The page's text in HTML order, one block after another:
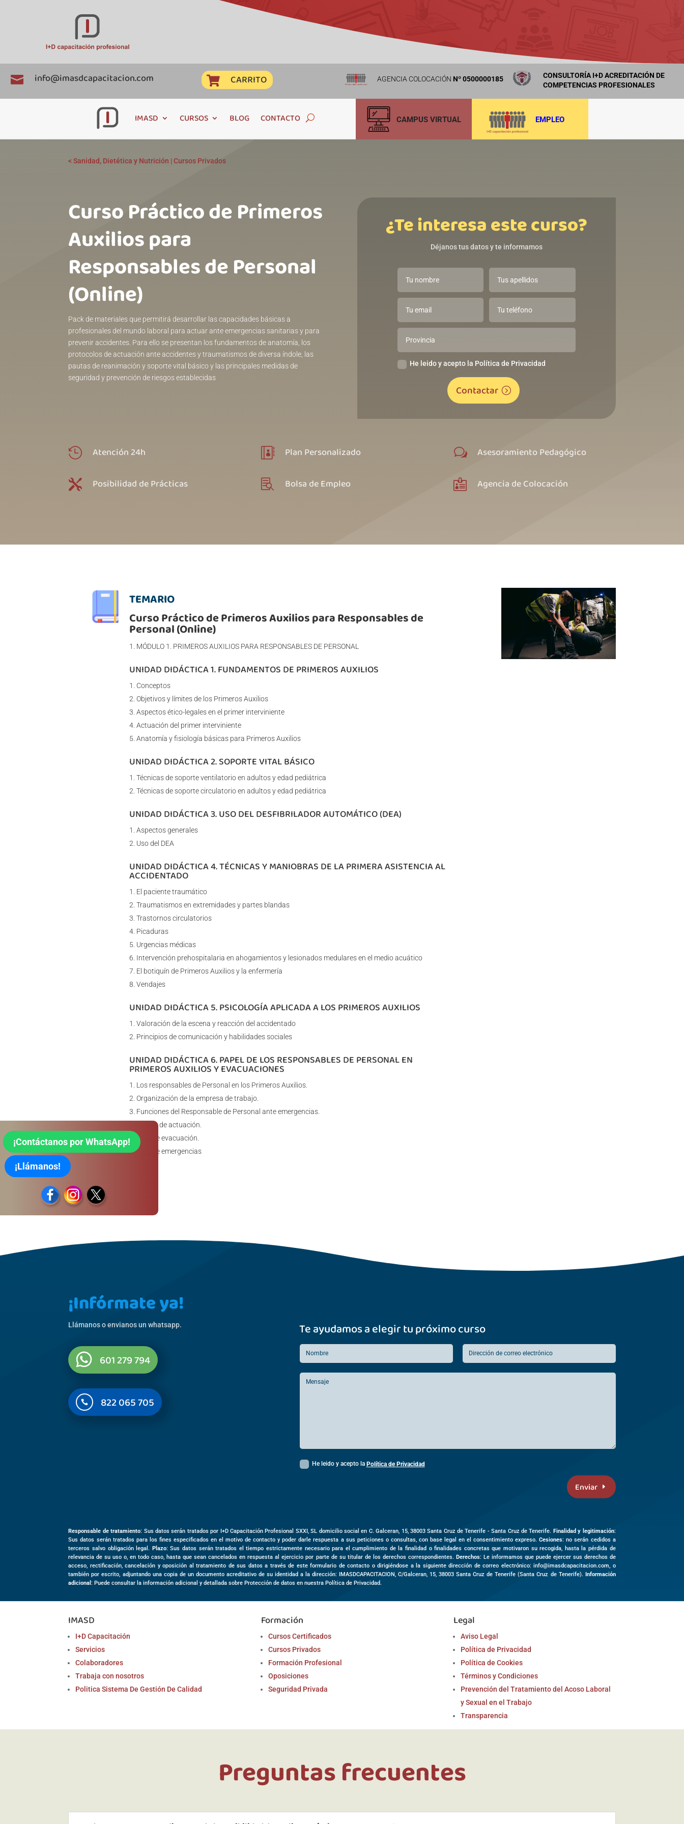
 info@imasdcapacitacion.com  CARRITO AGENCIA COLOCACIÓN Nº 0500000185
CONSULTORÍA I+D ACREDITACIÓN DE
COMPETENCIAS PROFESIONALES
IMASD CURSOS BLOG CONTACTO EMPLEO
CAMPUS VIRTUAL
<Sanidad, Dietética y Nutrición |Cursos Privados
Curso Práctico de Primeros
Auxilios para
Responsables de Personal
(Online)
Pack de materiales que permitirá desarrollar las capacidades básicas a
profesionales del mundo laboral para actuar ante emergencias sanitarias y para
prevenir accidentes. Para ello se presentan los fundamentos de anatomía, los
protocolos de actuación ante accidentes y traumatismos de diversa índole, las
pautas de reanimación y soporte vital básico y las principales medidas de
seguridad y prevención de riesgos establecidas
¿Te interesa este curso?
Déjanos tus datos y te informamos
He leido y acepto la Política de Privacidad
Contactar
 Atención 24h
 Posibilidad de Prácticas
 Plan Personalizado
 Bolsa de Empleo
w Asesoramiento Pedagógico
 Agencia de Colocación
TEMARIO
Curso Práctico de Primeros Auxilios para Responsables de
Personal (Online)
MÓDULO 1. PRIMEROS AUXILIOS PARA RESPONSABLES DE PERSONAL
UNIDAD DIDÁCTICA 1. FUNDAMENTOS DE PRIMEROS AUXILIOS
Conceptos
Objetivos y límites de los Primeros Auxilios
Aspectos ético-legales en el primer interviniente
Actuación del primer interviniente
Anatomía y fisiología básicas para Primeros Auxilios
UNIDAD DIDÁCTICA 2. SOPORTE VITAL BÁSICO
Técnicas de soporte ventilatorio en adultos y edad pediátrica
Técnicas de soporte circulatorio en adultos y edad pediátrica
UNIDAD DIDÁCTICA 3. USO DEL DESFIBRILADOR AUTOMÁTICO (DEA)
Aspectos generales
Uso del DEA
UNIDAD DIDÁCTICA 4. TÉCNICAS Y MANIOBRAS DE LA PRIMERA ASISTENCIA AL
ACCIDENTADO
El paciente traumático
Traumatismos en extremidades y partes blandas
Trastornos circulatorios
Picaduras
Urgencias médicas
Intervención prehospitalaria en ahogamientos y lesionados medulares en el medio acuático
El botiquín de Primeros Auxilios y la enfermería
Vendajes
UNIDAD DIDÁCTICA 5. PSICOLOGÍA APLICADA A LOS PRIMEROS AUXILIOS
Valoración de la escena y reacción del accidentado
Principios de comunicación y habilidades sociales
UNIDAD DIDÁCTICA 6. PAPEL DE LOS RESPONSABLES DE PERSONAL EN
PRIMEROS AUXILIOS Y EVACUACIONES
Los responsables de Personal en los Primeros Auxilios.
Organización de la empresa de trabajo.
Funciones del Responsable de Personal ante emergencias.
Planes de actuación.
Plan de evacuación.
Plan de emergencias
¡Infórmate ya!
Llámanos o envianos un whatsapp.
601 279 794
 822 065 705
Te ayudamos a elegir tu próximo curso
He leido y acepto la Política de Privacidad
Enviar
Responsable de tratamiento: Sus datos serán tratados por I+D Capacitación Profesional SXXI, SL domicilio social en C. Galceran, 15, 38003Santa Cruz de Tenerife -Santa Cruz de Tenerife. Finalidad y legitimación:
Sus datos serán tratados para los fines especificados en el motivo de contacto y poder darle respuesta a sus peticiones o consultas, con base legal en el consentimiento expreso.Cesiones: no serán cedidos a
terceros salvo obligación legal. Plazo: Sus datos serán tratados el tiempo estrictamente necesario para el cumplimiento de la finalidad o finalidades concretas que motivaron su recogida, hasta la pérdida de
relevancia de su uso o, en todo caso, hasta que sean cancelados en respuesta al ejercicio por parte de su titular de los derechos correspondientes. Derechos: Le informamos que puede ejercer sus derechos de
acceso, rectificación, cancelación y oposición al tratamiento de sus datos a través de este formulario de contacto o dirigiéndose a la siguiente dirección de correo electrónico: info@imasdcapacitacion.com, o
también por escrito, adjuntando una copia de un documento acreditativo de su identidad a la dirección: IMASDCAPACITACION,C/Galceran, 15,38003Santa Cruz de Tenerife (Santa Cruz de Tenerife).Información
adicional: Puede consultar la información adicional y detallada sobre Protección de datos en nuestra Política de Privacidad.
IMASD
I+D Capacitación
Servicios
Colaboradores
Trabaja con nosotros
Politica Sistema De Gestión De Calidad
Formación
Cursos Certificados
Cursos Privados
Formación Profesional
Oposiciones
Seguridad Privada
Legal
Aviso Legal
Política de Privacidad
Política de Cookies
Términos y Condiciones
Prevención del Tratamiento del Acoso Laboral
y Sexual en el Trabajo
Transparencia
Preguntas frecuentes
¡Contáctanos por WhatsApp!
¡Llámanos!